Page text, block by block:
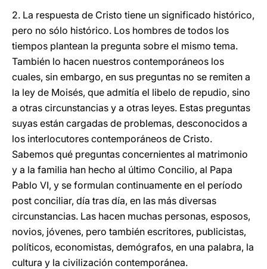
2. La respuesta de Cristo tiene un significado histórico,
pero no sólo histórico. Los hombres de todos los
tiempos plantean la pregunta sobre el mismo tema.
También lo hacen nuestros contemporáneos los
cuales, sin embargo, en sus preguntas no se remiten a
la ley de Moisés, que admitía el libelo de repudio, sino
a otras circunstancias y a otras leyes. Estas preguntas
suyas están cargadas de problemas, desconocidos a
los interlocutores contemporáneos de Cristo.
Sabemos qué preguntas concernientes al matrimonio
y a la familia han hecho al último Concilio, al Papa
Pablo VI, y se formulan continuamente en el período
post conciliar, día tras día, en las más diversas
circunstancias. Las hacen muchas personas, esposos,
novios, jóvenes, pero también escritores, publicistas,
políticos, economistas, demógrafos, en una palabra, la
cultura y la civilización contemporánea.